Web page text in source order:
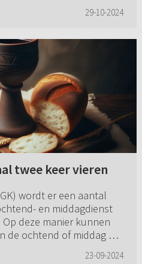
beter één keer dan29-10-2024
twee keer vieren
wordt er een aantal
en middagdienst
deze manier kunnen
de ochtend of middag de
23-09-2024